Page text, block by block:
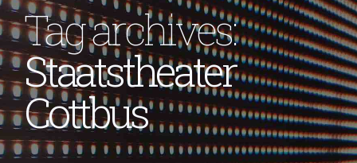
Tag archives:
Staatstheater
Cottbus